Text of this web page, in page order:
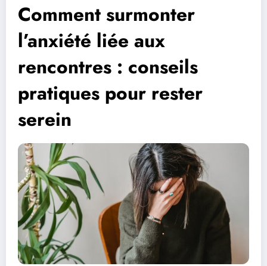
Comment surmonter
l’anxiété liée aux
rencontres : conseils
pratiques pour rester
serein